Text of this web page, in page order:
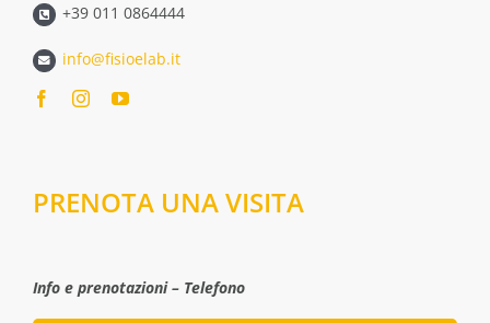
+39 011 0864444
info@fisioelab.it
PRENOTA UNA VISITA
Info e prenotazioni – Telefono